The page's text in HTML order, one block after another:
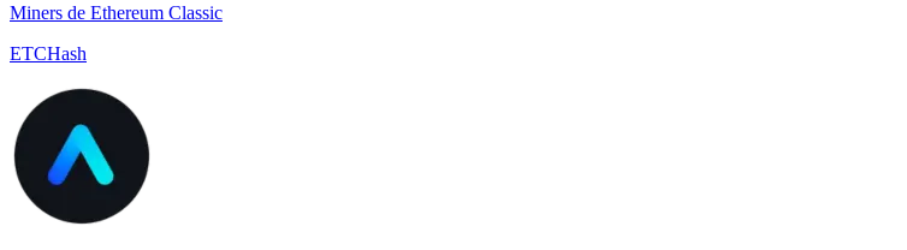
Miners de Ethereum Classic
ETCHash